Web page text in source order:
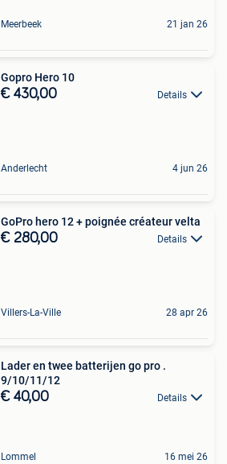
Meerbeek 21 jan 26
Gopro Hero 10
€ 430,00 Details
Anderlecht 4 jun 26
GoPro hero 12 + poignée créateur velta
€ 280,00 Details
Villers-La-Ville 28 apr 26
Lader en twee batterijen go pro .
9/10/11/12
€ 40,00 Details
Lommel 16 mei 26